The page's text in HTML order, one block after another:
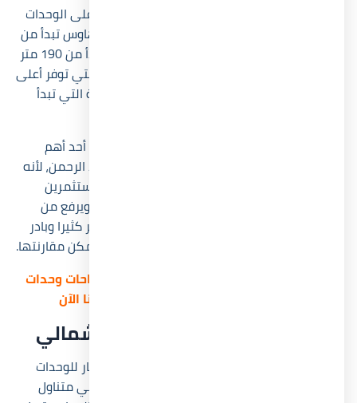
ولم تقتصر قرية بيانكي إليوس الساحل الشمالي على الوحدات
السابقة فقط، بل يمكنك أيضا اختيار وحدات تاون هاوس تبدأ من
165 متر مربع، إلى جانب توين هاوس بمساحات تبدأ من 190 متر
مربع، أما إذا كنت من محبي المساحات الشاسعة التي توفر أعلى
درجات الخصوصية، فيمكنك حجز الفيلات المستقلة التي تبدأ
والآن، دعنا نتفق أن هذا التنوع الفريد للوحدات هو أحد أهم
عوامل القوة لدى قرية بيانكي إليوس سيدي عبد الرحمن، لأنه
يفتح المجال أمام شرائح مختلفة من العملاء والمستثمرين
لاختيار ما يناسبهم، مما يعزز الطلب على الوحدات ويرفع من
القيمة الاستثمارية للمشروع بمرور الوقت، لا تنتظر كثيرا وبادر
بحجز وحدتك واستمتع بتجربة ساحلية وسكنية لا يمكن مقارنتها.
للحصول على البروشور الخاص بتصميم ومساحات وحدات
أسعار بيانكي إليوس الساحل الشمالي
عند النظر إلى ما طرحته الشركة المنفذة من أسعار للوحدات
داخل مشروعها، نجد أنها جاءت تنافسية للغاية وفي متناول